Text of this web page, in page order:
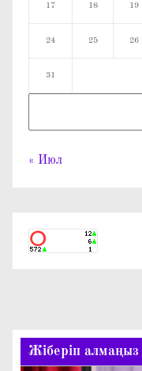
17 18 19
24 25 26
31
« Июл
Жіберіп алмаңыз